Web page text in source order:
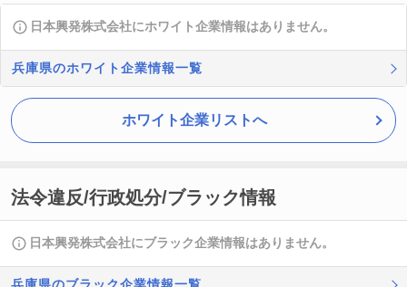
日本興発株式会社にホワイト企業情報はありません。
兵庫県のホワイト企業情報一覧
ホワイト企業リストへ
法令違反/行政処分/ブラック情報
日本興発株式会社にブラック企業情報はありません。